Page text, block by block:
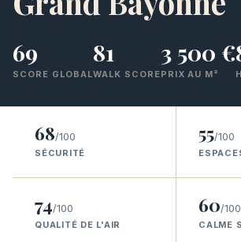
69
SCORE GLOBAL
81
WALK SCORE
3 500 €
PRIX AU M²
68/100
SÉCURITÉ
55/100
74/100
QUALITÉ DE L'AIR
60/100
CALME